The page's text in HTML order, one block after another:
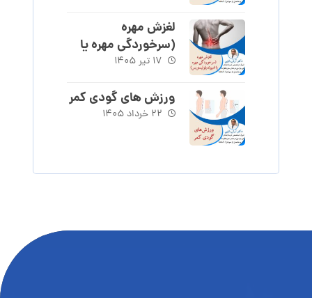
لغزش مهره
(سرخوردگی مهره یا
اسپوندیلولیستزیس)
۱۷ تیر ۱۴۰۵
ورزش های گودی کمر
۲۲ خرداد ۱۴۰۵